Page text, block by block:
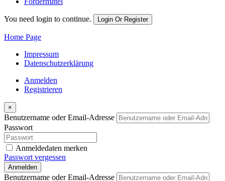
You need login to continue. Login Or Register
Home Page
Impressum
Datenschutzerklärung
Anmelden
Registrieren
×
Benutzername oder Email-Adresse
Passwort
Anmeldedaten merken
Passwort vergessen
Anmelden
Benutzername oder Email-Adresse